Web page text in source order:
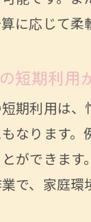
に応じて柔
短期利用
期利用は
なります
ができま
で、家庭環